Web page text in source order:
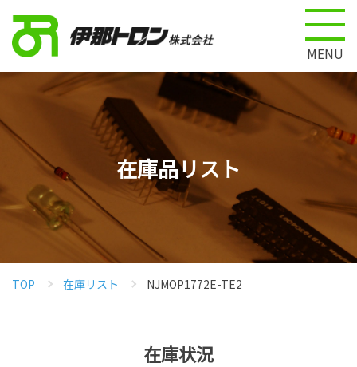
MENU
在庫品リスト
TOP 在庫リスト NJMOP1772E-TE2
在庫状況